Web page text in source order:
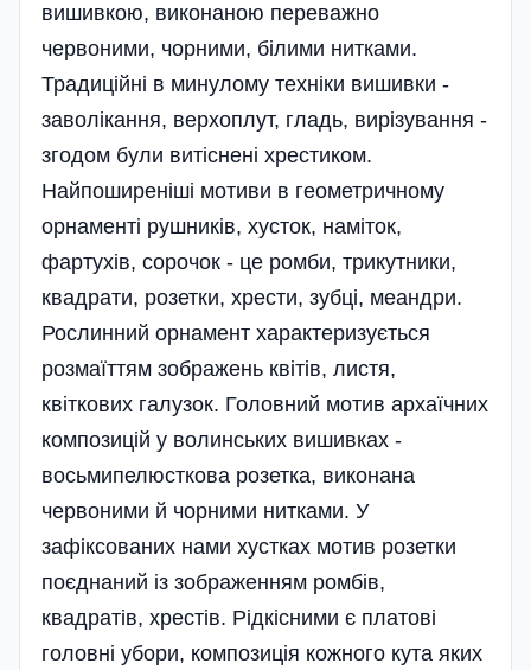
вишивкою, виконаною переважно
червоними, чорними, білими нитками.
Традиційні в минулому техніки вишивки -
заволікання, верхоплут, гладь, вирізування -
згодом були витіснені хрестиком.
Найпоширеніші мотиви в геометричному
орнаменті рушників, хусток, наміток,
фартухів, сорочок - це ромби, трикутники,
квадрати, розетки, хрести, зубці, меандри.
Рослинний орнамент характеризується
розмаїттям зображень квітів, листя,
квіткових галузок. Головний мотив архаїчних
композицій у волинських вишивках -
восьмипелюсткова розетка, виконана
червоними й чорними нитками. У
зафіксованих нами хустках мотив розетки
поєднаний із зображенням ромбів,
квадратів, хрестів. Рідкісними є платові
головні убори, композиція кожного кута яких